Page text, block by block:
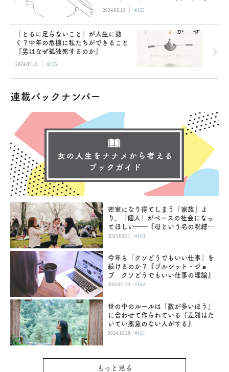
2024.06.12 | #153
「とるに足らないこと」が人生に効
く？中年の危機に私たちができること
『男はなぜ孤独死するのか』
2024.07.10 | #155
連載バックナンバー
密室になり得てしまう「家族」よ
り、「個人」がベースの社会になっ
てほしい――『母という名の呪縛
娘という牢獄』
2025.03.21 |#163
今年も「クソどうでもいい仕事」を
続けるのか？『ブルシット・ジョ
ブ クソどうでもいい仕事の理論』
2025.01.24 |#162
世の中のルールは「数が多いほう」
に合わせて作られている『差別はた
いてい悪意のない人がする』
2024.12.20 |#161
もっと見る